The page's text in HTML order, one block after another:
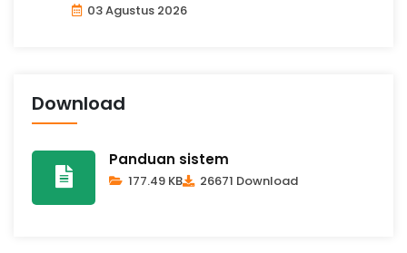
03 Agustus 2026
Download
Panduan sistem
177.49 KB 26671 Download